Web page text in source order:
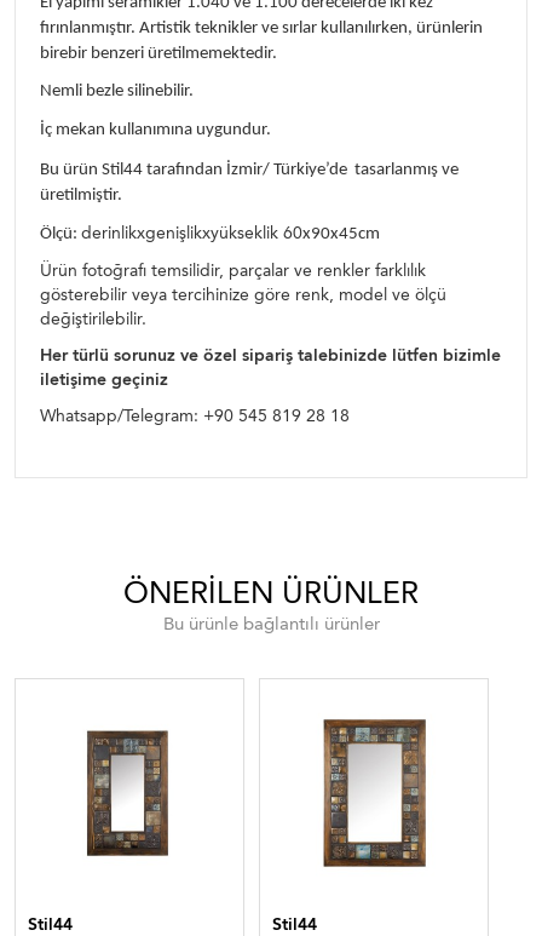
fırınlanmıştır. Artistik teknikler ve sırlar kullanılırken, ürünlerin
birebir benzeri üretilmemektedir.
Nemli bezle silinebilir.
İç mekan kullanımına uygundur.
Bu ürün Stil44 tarafından İzmir/ Türkiye’de tasarlanmış ve
üretilmiştir.
Ölçü: derinlikxgenişlikxyükseklik 60x90x45cm
Ürün fotoğrafı temsilidir, parçalar ve renkler farklılık
gösterebilir veya tercihinize göre renk, model ve ölçü
değiştirilebilir.
Her türlü sorunuz ve özel sipariş talebinizde lütfen bizimle
iletişime geçiniz
Whatsapp/Telegram: +90 545 819 28 18
ÖNERILEN ÜRÜNLER
Bu ürünle bağlantılı ürünler
Stil44
Stil44